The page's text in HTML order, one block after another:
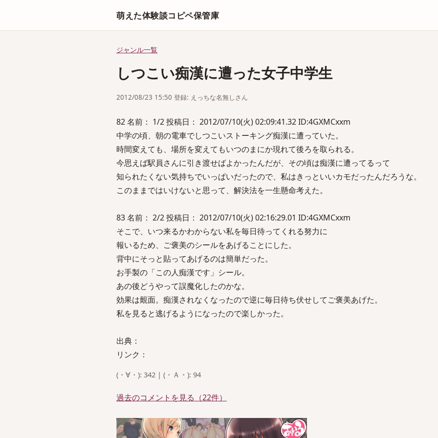
萌えた体験談コピペ保管庫
ジャンル一覧
しつこい痴漢に遭った女子中学生
2012/08/23 15:50 登録: えっちな名無しさん
82 名前： 1/2 投稿日： 2012/07/10(火) 02:09:41.32 ID:4GXMCxxm
中学の頃、朝の電車でしつこいストーキング痴漢に遭っていた。
時間変えても、場所を変えてもいつのまにか現れて後ろを取られる。
今思えば駅員さんに引き渡せばよかったんだが、その頃は痴漢に遭ってるって
知られたくない気持ちでいっぱいだったので、私はきっといいカモだったんだろうな。
このままではいけないと思って、解決法を一生懸命考えた。
83 名前： 2/2 投稿日： 2012/07/10(火) 02:16:29.01 ID:4GXMCxxm
そこで、いつ来るかわからない私を毎日待ってくれる努力に
報いるため、ご褒美のシールをあげることにした。
背中にそっと貼ってあげるのは簡単だった。
お手製の「この人痴漢です」シール。
あの後どうやって誤魔化したのかな。
効果は覿面。痴漢されなくなったので逆に毎日待ち伏せしてご褒美あげた。
私を見ると逃げるようになったので楽しかった。
出典：
リンク：
(・∀・): 342 | (・Ａ・): 94
過去のコメントを見る（22件）